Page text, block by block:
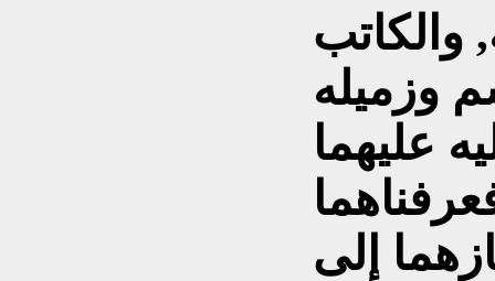
والكاتب
وزميله
عليهما
إلى